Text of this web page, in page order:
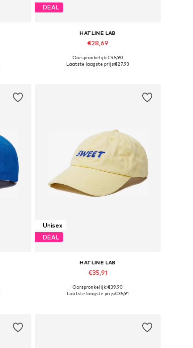
DEAL
HATLINE LAB
€28,69
Beschikbare maten: 55-60
Oorspronkelijk: €45,90
Laatste laagste prijs:€27,93
Unisex
DEAL
HATLINE LAB
€35,91
Beschikbare maten: 55-60
Oorspronkelijk: €39,90
Laatste laagste prijs:€35,91